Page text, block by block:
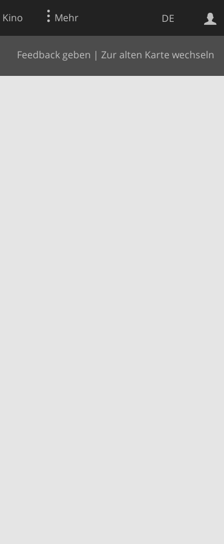
DE
Kino Mehr
Feedback geben | Zur alten Karte wechseln
Websuche